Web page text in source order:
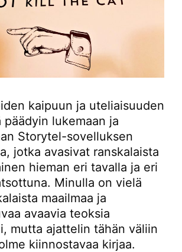
kaipuun ja uteliaisuuden
päädyin lukemaan ja
Storytel-sovelluksen
jotka avasivat ranskalaista
hieman eri tavalla ja eri
Minulla on vielä
maailmaa ja
avaavia teoksia
mutta ajattelin tähän väliin
kiinnostavaa kirjaa.